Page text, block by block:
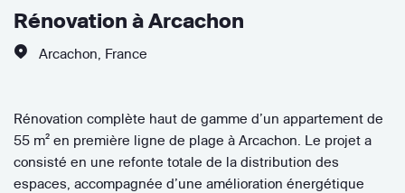
Rénovation à Arcachon
Arcachon France
Rénovation complète haut de gamme d’un appartement de
55 m² en première ligne de plage à Arcachon. Le projet a
consisté en une refonte totale de la distribution des
espaces, accompagnée d’une amélioration énergétique